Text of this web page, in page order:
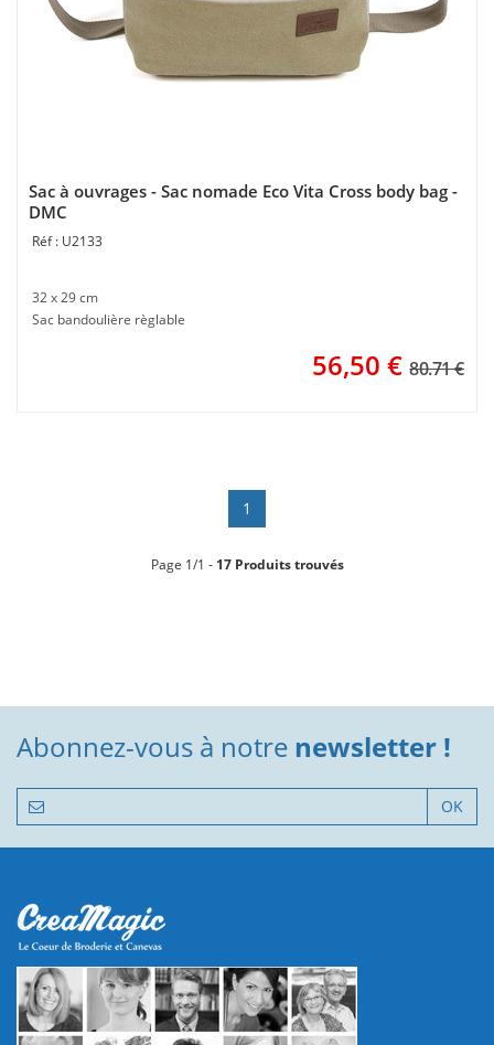
Sac à ouvrages - Sac nomade Eco Vita Cross body bag -
DMC
U2133
32 x 29 cm
Sac bandoulière règlable
56,50 € 80.71 €
1
Page 1/1 - 17 Produits trouvés
Abonnez-vous à notre newsletter !
OK